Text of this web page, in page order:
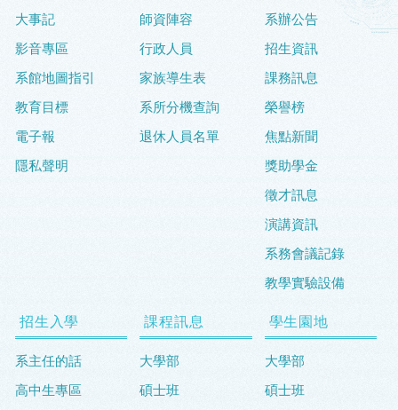
大事記
影音專區
系館地圖指引
教育目標
電子報
隱私聲明
師資陣容
行政人員
家族導生表
系所分機查詢
退休人員名單
系辦公告
招生資訊
課務訊息
榮譽榜
焦點新聞
獎助學金
徵才訊息
演講資訊
系務會議記錄
教學實驗設備
招生入學
系主任的話
高中生專區
課程訊息
大學部
碩士班
學生園地
大學部
碩士班